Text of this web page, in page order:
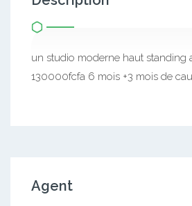
un studio moderne haut standing
130000fcfa 6 mois +3 mois de
Agent